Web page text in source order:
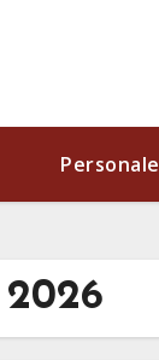
Personale